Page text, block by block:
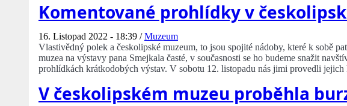
Komentované prohlídky v
16. Listopad 2022 - 18:39 /Muzeum
Vlastivědný polek a českolipské muzeum, to jsou spojité nádoby, které k sobě
muzea na výstavy pana Smejkala časté, v současnosti se ho budeme snažit
prohlídkách krátkodobých výstav. V sobotu 12. listopadu nás jimi provedli jejich
V českolipském muzeu proběhla